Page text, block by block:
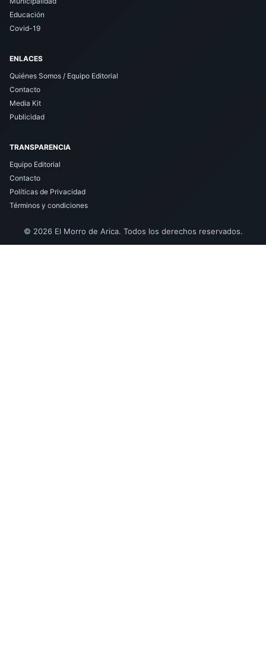
Educación
Covid-19
ENLACES
Quiénes Somos / Equipo Editorial
Contacto
Media Kit
Publicidad
TRANSPARENCIA
Equipo Editorial
Contacto
Políticas de Privacidad
Términos y condiciones
© 2026 El Morro de Arica. Todos los derechos reservados.